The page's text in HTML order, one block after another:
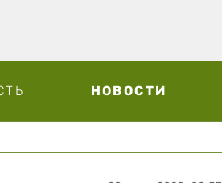
НОВОСТИ